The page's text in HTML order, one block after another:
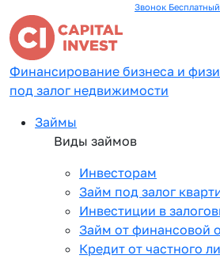
Звонок Бесплатный
Финансирование бизнеса и
под залог недвижимости
Займы
Виды займов
Инвесторам
Займ под залог
Инвестиции в
Займ от финансовой
Кредит от частного